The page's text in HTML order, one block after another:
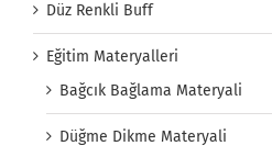
Düz Renkli Buff
Eğitim Materyalleri
Bağcık Bağlama Materyali
Düğme Dikme Materyali